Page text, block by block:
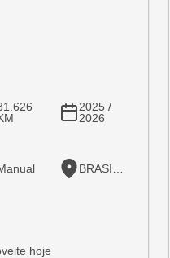
2025 /
2026
hoje